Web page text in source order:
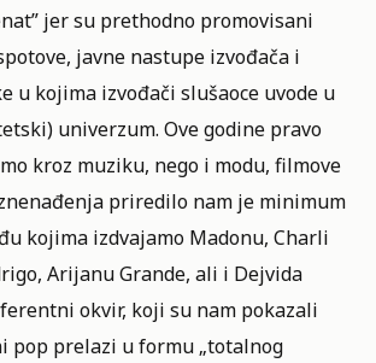
jer su prethodno promovisani
javne nastupe izvođača i
u kojima izvođači slušaoce uvode u
univerzum. Ove godine pravo
kroz muziku, nego i modu, filmove
priredilo nam je minimum
kojima izdvajamo Madonu, Charli
Arijanu Grande, ali i Dejvida
okvir, koji su nam pokazali
pop prelazi u formu „totalnog